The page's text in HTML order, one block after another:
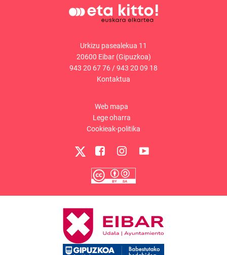
Urkizu pasealekua 11
20600 Eibar (Gipuzkoa)
943 20 67 76 /943 20 09 18
Kontaktua
Web mapa
Lege oharra
Cookieak-politika